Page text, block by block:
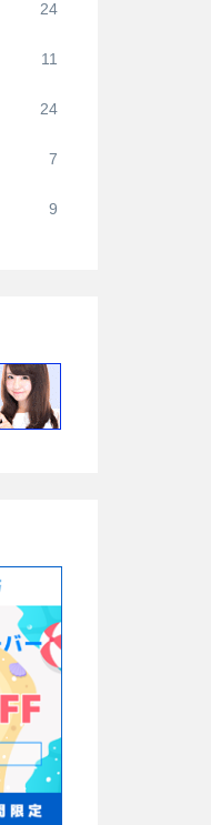
24
11
24
7
9